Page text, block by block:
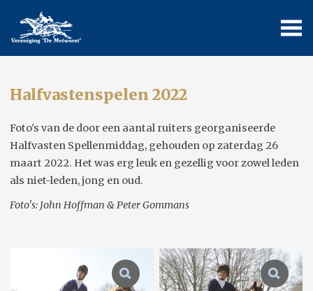
Halfvastenspelen 2022
Foto's van de door een aantal ruiters georganiseerde
Halfvasten Spellenmiddag, gehouden op zaterdag 26
maart 2022. Het was erg leuk en gezellig voor zowel leden
als niet-leden, jong en oud.
Foto's: John Hoffman & Peter Gommans